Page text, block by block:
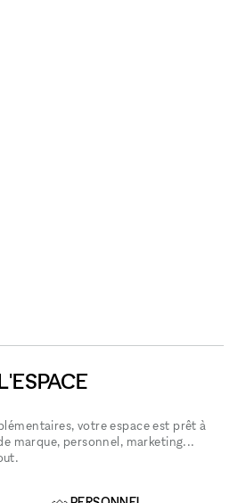
votre espace est prêt à
marque, personnel, marketing...